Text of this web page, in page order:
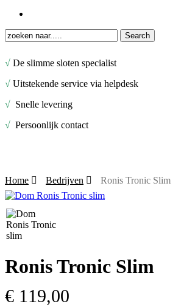
Search
Search
√ De slimme sloten specialist
√ Uitstekende service via helpdesk
√ Snelle levering
√ Persoonlijk contact
Home Bedrijven Ronis Tronic Slim
Ronis Tronic Slim
€ 119,00